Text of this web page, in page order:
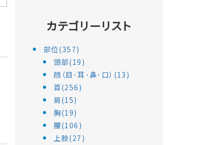
カテゴリーリスト
部位(357)
頭部(19)
顔（目･耳･鼻･口）(13)
首(256)
肩(15)
胸(19)
腰(106)
上肢(27)